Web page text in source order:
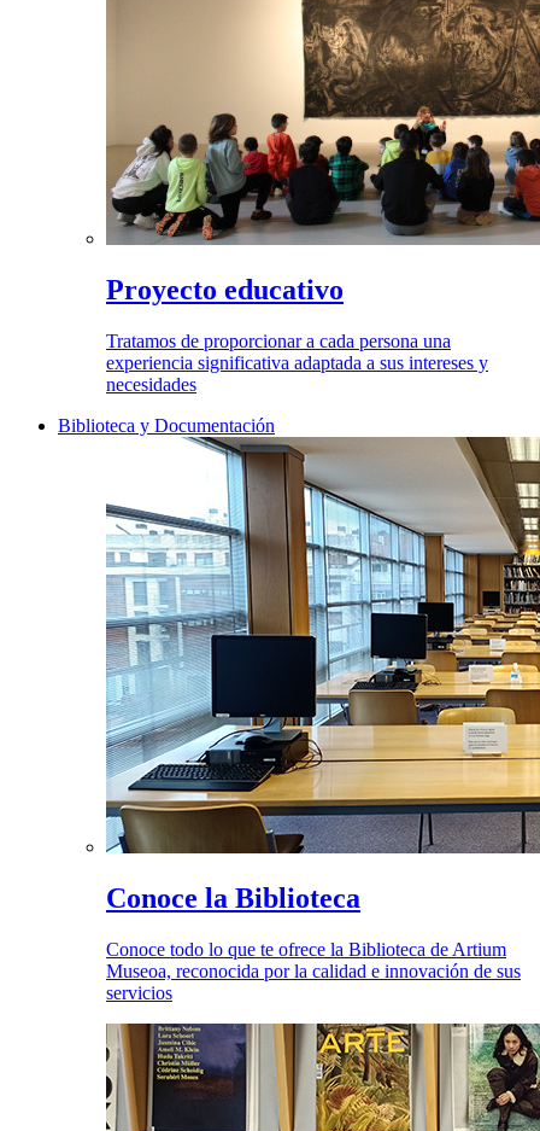
Proyecto educativo
Tratamos de proporcionar a cada persona una
experiencia significativa adaptada a sus intereses y
necesidades
Biblioteca y Documentación
Conoce la Biblioteca
Conoce todo lo que te ofrece la Biblioteca de Artium
Museoa, reconocida por la calidad e innovación de sus
servicios